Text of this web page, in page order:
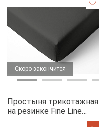
Скоро закончится
Простыня трикотажная
на резинке Fine Line